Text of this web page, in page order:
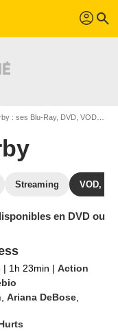
profil search
: ses Blu-Ray, DVD, VOD, SVOD
Streaming VOD,
en DVD ou
| 1h 23min | Action
,Ariana DeBose